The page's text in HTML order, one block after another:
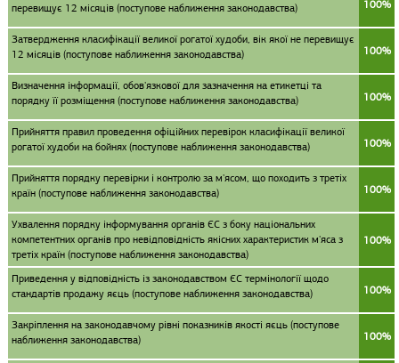
перевищує 12 місяців (поступове наближення законодавства) 100%
Затвердження класифікації великої рогатої худоби, вік якої не перевищує
12 місяців (поступове наближення законодавства)
100%
Визначення інформації, обов'язкової для зазначення на етикетці та
порядку її розміщення (поступове наближення законодавства)
100%
Прийняття правил проведення офіційних перевірок класифікації великої
рогатої худоби на бойнях (поступове наближення законодавства)
100%
Прийняття порядку перевірки і контролю за м'ясом, що походить з третіх
країн (поступове наближення законодавства)
100%
Ухвалення порядку інформування органів ЄС з боку національних
компетентних органів про невідповідність якісних характеристик м'яса з
третіх країн (поступове наближення законодавства)
100%
Приведення у відповідність із законодавством ЄС термінології щодо
стандартів продажу яєць (поступове наближення законодавства)
100%
Закріплення на законодавчому рівні показників якості яєць (поступове
наближення законодавства)
100%